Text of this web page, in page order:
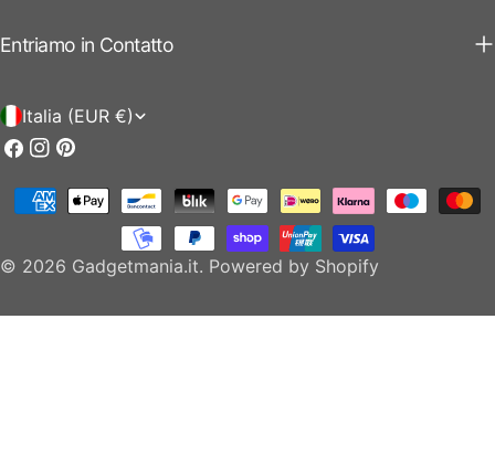
Entriamo in Contatto
P
a
e
Italia (EUR €)
Facebook
Instagram
Pinterest
© 2026 Gadgetmania.it. Powered by Shopify
Modalità
pagamento